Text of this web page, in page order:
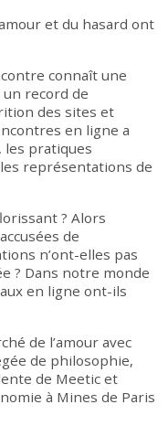
et du hasard ont
connaît une
record de
des sites et
en ligne a
les pratiques
représentations de
? Alors
de
n’ont-elles pas
? Dans notre monde
en ligne ont-ils
de l’amour avec
de philosophie,
de Meetic et
à Mines de Paris